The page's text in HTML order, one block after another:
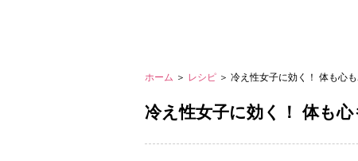
ホーム ＞ レシピ ＞ 冷え性女子に効く！ 体も心
冷え性女子に効く！ 体も